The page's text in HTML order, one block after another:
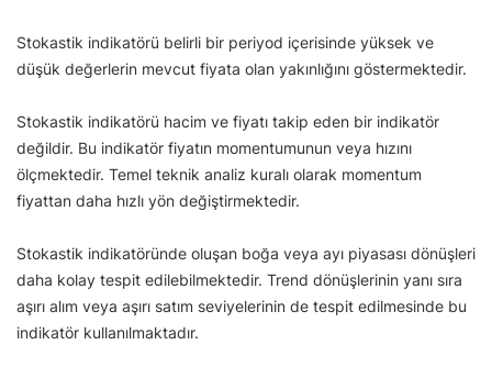
Stokastik indikatörü belirli bir periyod içerisinde yüksek ve
düşük değerlerin mevcut fiyata olan yakınlığını göstermektedir.
Stokastik indikatörü hacim ve fiyatı takip eden bir indikatör
değildir. Bu indikatör fiyatın momentumunun veya hızını
ölçmektedir. Temel teknik analiz kuralı olarak momentum
fiyattan daha hızlı yön değiştirmektedir.
Stokastik indikatöründe oluşan boğa veya ayı piyasası dönüşleri
daha kolay tespit edilebilmektedir. Trend dönüşlerinin yanı sıra
aşırı alım veya aşırı satım seviyelerinin de tespit edilmesinde bu
indikatör kullanılmaktadır.